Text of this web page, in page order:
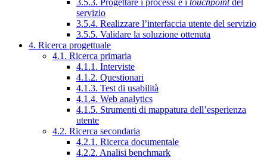
3.5.3. Progettare i processi e i touchpointdel
servizio
3.5.4. Realizzare l’interfaccia utente del servizio
3.5.5. Validare la soluzione ottenuta
4. Ricerca progettuale
4.1. Ricerca primaria
4.1.1. Interviste
4.1.2. Questionari
4.1.3. Test di usabilità
4.1.4. Web analytics
4.1.5. Strumenti di mappatura dell’esperienza
utente
4.2. Ricerca secondaria
4.2.1. Ricerca documentale
4.2.2. Analisi benchmark